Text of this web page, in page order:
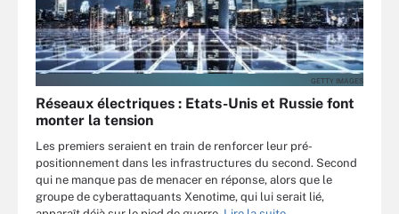
GETTY IMAGES
Réseaux électriques : Etats-Unis et Russie font
monter la tension
Les premiers seraient en train de renforcer leur pré-
positionnement dans les infrastructures du second. Second
qui ne manque pas de menacer en réponse, alors que le
groupe de cyberattaquants Xenotime, qui lui serait lié,